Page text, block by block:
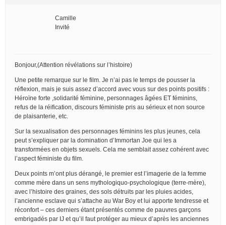
Camille
Invité
Bonjour,(Attention révélations sur l’histoire)
Une petite remarque sur le film. Je n’ai pas le temps de pousser la
réflexion, mais je suis assez d’accord avec vous sur des points positifs :
Héroïne forte ,solidarité féminine, personnages âgées ET féminins,
refus de la réification, discours féministe pris au sérieux et non source
de plaisanterie, etc.
Sur la sexualisation des personnages féminins les plus jeunes, cela
peut s’expliquer par la domination d’Immortan Joe qui les a
transformées en objets sexuels. Cela me semblait assez cohérent avec
l’aspect féministe du film.
Deux points m’ont plus dérangé, le premier est l’imagerie de la femme
comme mère dans un sens mythologiquo-psychologique (terre-mère),
avec l’histoire des graines, des sols détruits par les pluies acides,
l’ancienne esclave qui s’attache au War Boy et lui apporte tendresse et
réconfort – ces derniers étant présentés comme de pauvres garçons
embrigadés par IJ et qu’il faut protéger au mieux d’après les anciennes